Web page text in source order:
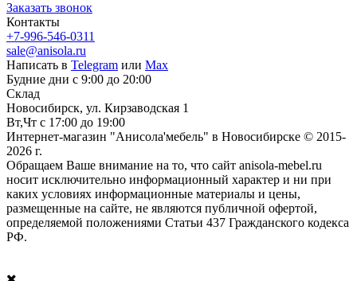
Заказать звонок
Контакты
+7-996-546-0311
sale@anisola.ru
Написать в Telegram или Max
Будние дни с 9:00 до 20:00
Склад
Новосибирск, ул. Кирзаводская 1
Вт,Чт с 17:00 до 19:00
Интернет-магазин "Анисола'мебель" в Новосибирске © 2015-
2026 г.
Обращаем Ваше внимание на то, что сайт anisola-mebel.ru
носит исключительно информационный характер и ни при
каких условиях информационные материалы и цены,
размещенные на сайте, не являются публичной офертой,
определяемой положениями Статьи 437 Гражданского кодекса
РФ.